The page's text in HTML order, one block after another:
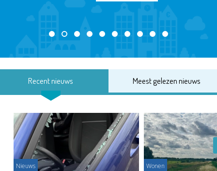
Recent nieuws Meest gelezen nieuws
Nieuws Wonen